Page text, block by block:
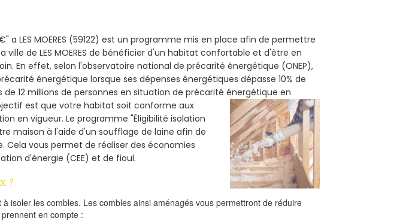
a LES MOERES (59122) est un programme mis en place afin de permettre
ville de LES MOERES de bénéficier d'un habitat confortable et d'être en
En effet, selon l'observatoire national de précarité énergétique (ONEP),
énergétique lorsque ses dépenses énergétiques dépasse 10% de
de 12 millions de personnes en situation de précarité énergétique en
est que votre habitat soit conforme aux
en vigueur. Le programme "Éligibilité isolation
maison à l'aide d'un soufflage de laine afin de
vous permet de réaliser des économies
d'énergie (CEE) et de fioul.
?
isoler les combles. Les combles ainsi aménagés vous permettront de réduire
en compte :